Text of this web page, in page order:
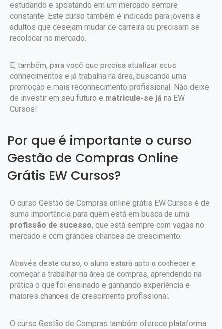
estudando e apostando em um mercado sempre
constante. Este curso também é indicado para jovens e
adultos que desejam mudar de carreira ou precisam se
recolocar no mercado.
E, também, para você que precisa atualizar seus
conhecimentos e já trabalha na área, buscando uma
promoção e mais reconhecimento profissional. Não deixe
de investir em seu futuro e matricule-se já na EW
Cursos!
Por que é importante o curso
Gestão de Compras Online
Grátis EW Cursos?
O curso Gestão de Compras online grátis EW Cursos é de
suma importância para quem está em busca de uma
profissão de sucesso, que está sempre com vagas no
mercado e com grandes chances de crescimento.
Através deste curso, o aluno estará apto a conhecer e
começar a trabalhar na área de compras, aprendendo na
prática o que foi ensinado e ganhando experiência e
maiores chances de crescimento profissional.
O curso Gestão de Compras também oferece plataforma